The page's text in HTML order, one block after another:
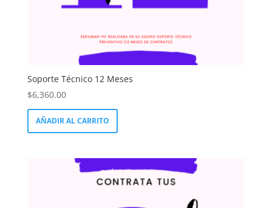
Soporte Técnico 12 Meses
$6,360.00
AÑADIR AL CARRITO